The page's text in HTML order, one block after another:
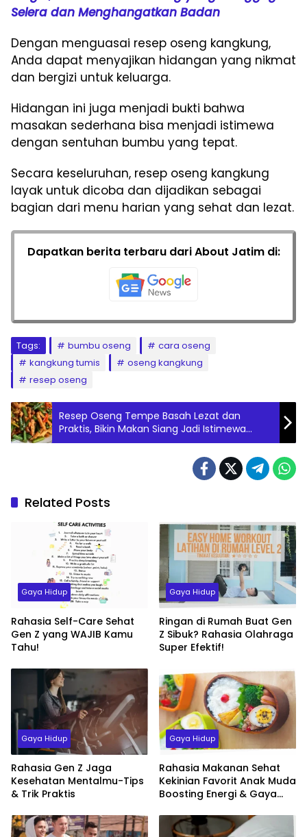
Selera dan Menghangatkan Badan
Dengan menguasai resep oseng kangkung,
Anda dapat menyajikan hidangan yang nikmat
dan bergizi untuk keluarga.
Hidangan ini juga menjadi bukti bahwa
masakan sederhana bisa menjadi istimewa
dengan sentuhan bumbu yang tepat.
Secara keseluruhan, resep oseng kangkung
layak untuk dicoba dan dijadikan sebagai
bagian dari menu harian yang sehat dan lezat.
Dapatkan berita terbaru dari About Jatim di:
Tags: bumbu oseng
cara oseng
kangkung tumis
oseng kangkung
resep oseng
Resep Oseng Tempe Basah Lezat dan
Praktis, Bikin Makan Siang Jadi Istimewa
Tanpa Ribet
Related Posts
Gaya Hidup
Rahasia Self-Care Sehat
Gen Z yang WAJIB Kamu
Tahu!
Gaya Hidup
Ringan di Rumah Buat Gen
Z Sibuk? Rahasia Olahraga
Super Efektif!
Gaya Hidup
Rahasia Gen Z Jaga
Kesehatan Mentalmu-Tips
& Trik Praktis
Gaya Hidup
Rahasia Makanan Sehat
Kekinian Favorit Anak Muda
Boosting Energi & Gaya